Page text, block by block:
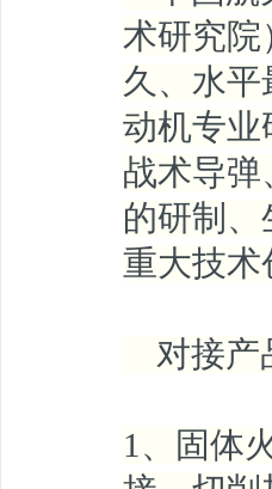
术研究院
久、水平
动机专业
战术导弹
的研制
重大技术
对接产
1、固体